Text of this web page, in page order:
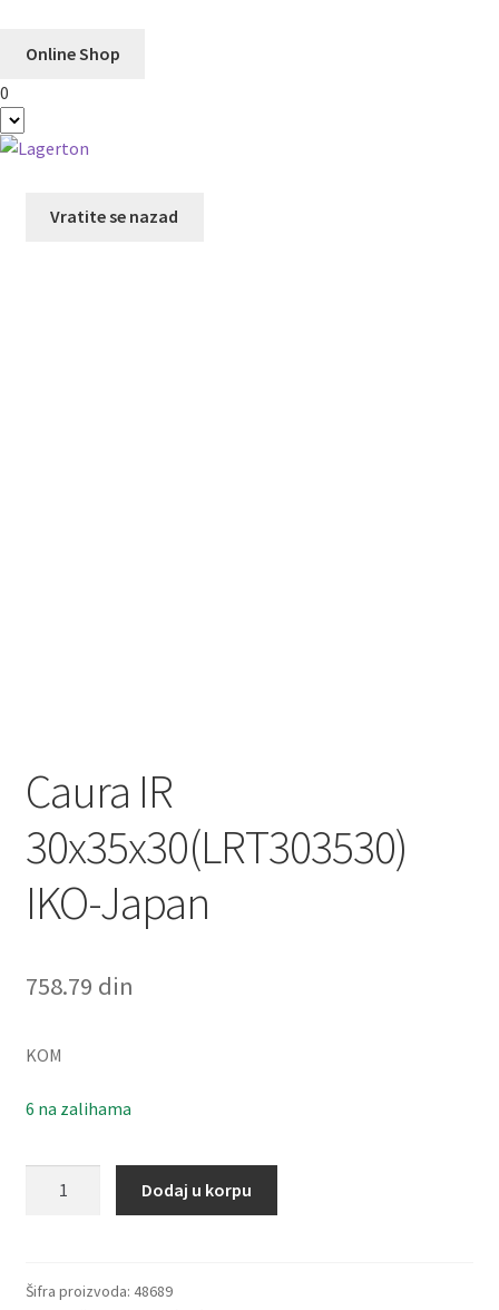
Online Shop
0
Vratite se nazad
Caura IR
30x35x30(LRT303530)
IKO-Japan
758.79 din
KOM
6 na zalihama
Japan
Dodaj u korpu
Šifra proizvoda: 48689